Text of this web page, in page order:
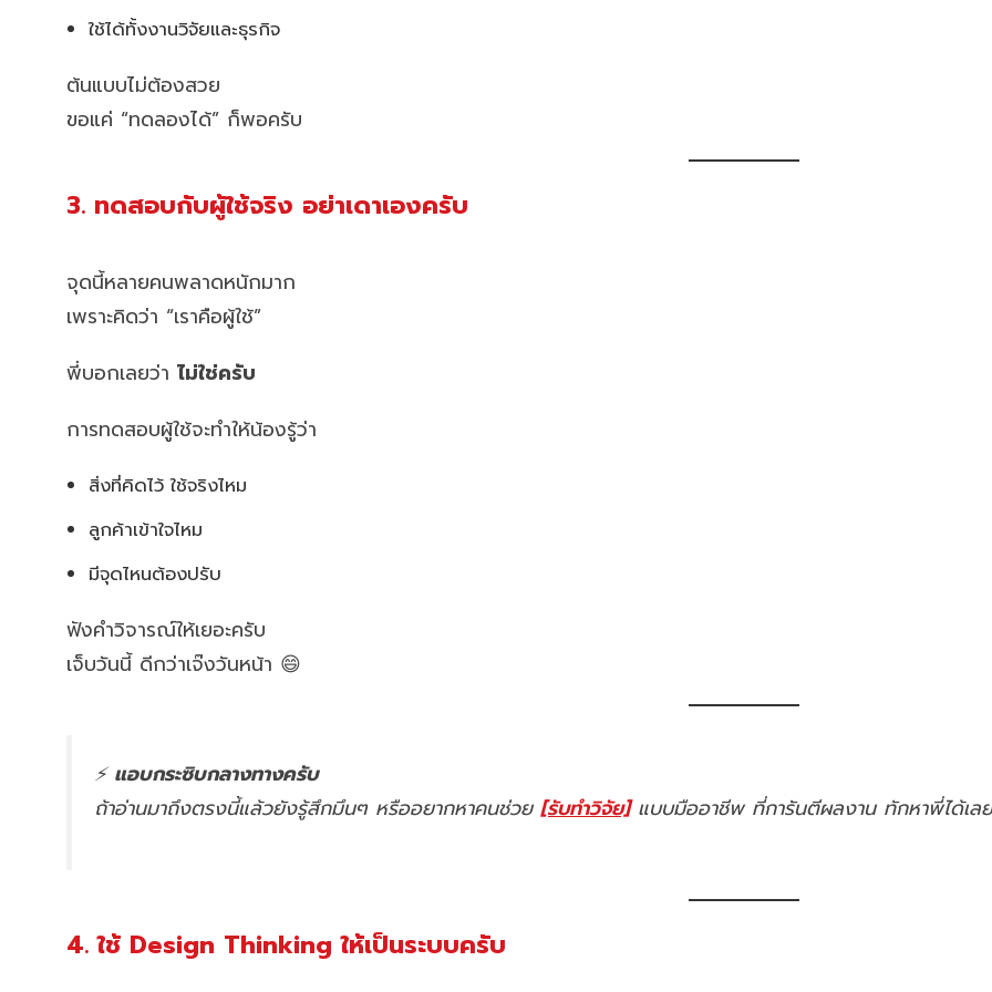
ใช้ได้ทั้งงานวิจัยและธุรกิจ
ต้นแบบไม่ต้องสวย
ขอแค่ “ทดลองได้” ก็พอครับ
3. ทดสอบกับผู้ใช้จริง อย่าเดาเองครับ
จุดนี้หลายคนพลาดหนักมาก
เพราะคิดว่า “เราคือผู้ใช้”
พี่บอกเลยว่า ไม่ใช่ครับ
การทดสอบผู้ใช้จะทำให้น้องรู้ว่า
สิ่งที่คิดไว้ ใช้จริงไหม
ลูกค้าเข้าใจไหม
มีจุดไหนต้องปรับ
ฟังคำวิจารณ์ให้เยอะครับ
เจ็บวันนี้ ดีกว่าเจ๊งวันหน้า 😄
⚡แอบกระซิบกลางทางครับ
ถ้าอ่านมาถึงตรงนี้แล้วยังรู้สึกมึนๆ หรืออยากหาคนช่วย [รับทำวิจัย]แบบมืออาชีพ ที่การันตีผลงาน ทักหาพี่ได้เล
4. ใช้ Design Thinking ให้เป็นระบบครับ